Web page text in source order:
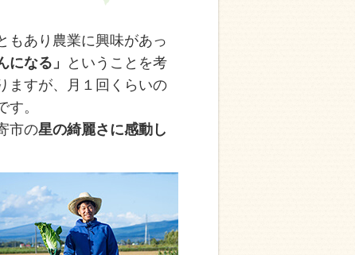
もあり農業に興味があっ
になる」
ということを考
ますが、月１回くらいの
。
市の星の綺麗さに感動し